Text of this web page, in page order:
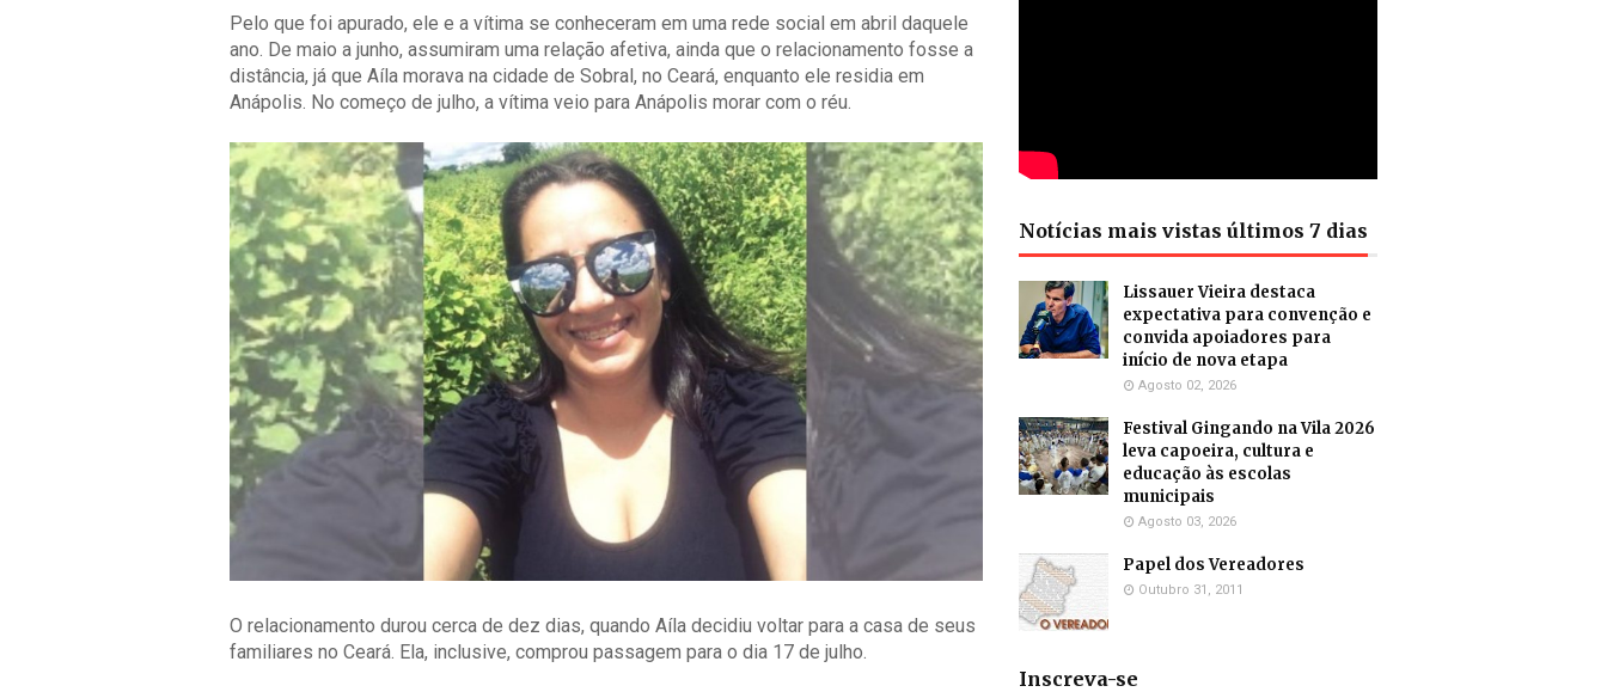
Pelo que foi apurado, ele e a vítima se conheceram em uma rede social em abril daquele
ano. De maio a junho, assumiram uma relação afetiva, ainda que o relacionamento fosse a
distância, já que Aíla morava na cidade de Sobral, no Ceará, enquanto ele residia em
Anápolis. No começo de julho, a vítima veio para Anápolis morar com o réu.
O relacionamento durou cerca de dez dias, quando Aíla decidiu voltar para a casa de seus
familiares no Ceará. Ela, inclusive, comprou passagem para o dia 17 de julho.
Notícias mais vistas últimos 7 dias
Lissauer Vieira destaca
expectativa para convenção e
convida apoiadores para
início de nova etapa
Agosto 02, 2026
Festival Gingando na Vila 2026
leva capoeira, cultura e
educação às escolas
municipais
Agosto 03, 2026
Papel dos Vereadores
Outubro 31, 2011
Inscreva-se